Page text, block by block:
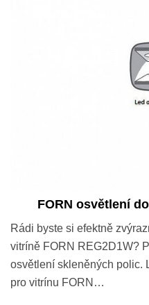
FORN osvětlení
Rádi byste si efektně
vitríně FORN REG2D1W?
osvětlení skleněných polic.
pro vitrínu FORN…